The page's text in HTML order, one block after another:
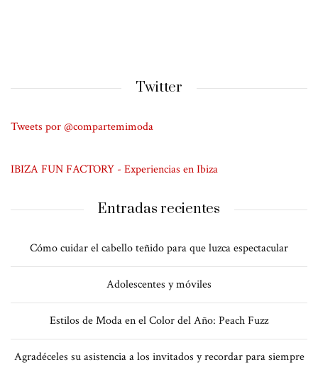
Twitter
Tweets por @compartemimoda
IBIZA FUN FACTORY - Experiencias en Ibiza
Entradas recientes
Cómo cuidar el cabello teñido para que luzca espectacular
Adolescentes y móviles
Estilos de Moda en el Color del Año: Peach Fuzz
Agradéceles su asistencia a los invitados y recordar para siempre